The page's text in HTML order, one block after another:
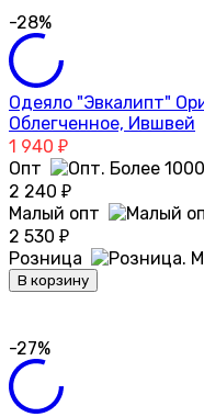
-28%
Одеяло "Эвкалипт"
Облегченное, Ившвей
1 940 ₽
Опт
2 240 ₽
Малый опт
2 530 ₽
Розница
В корзину
-27%